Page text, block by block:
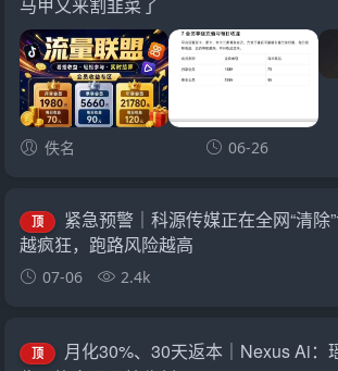
马甲又来割韭菜了
佚名 06-26
顶
紧急预警｜科源传媒正在全网“清除
越疯狂，跑路风险越高
07-06 2.4k
顶
月化30%、30天返本｜Nexus Ai：